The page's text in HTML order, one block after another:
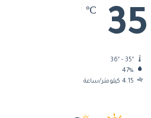
35
℃
36º - 35º
47%
4.15 كيلومتر/ساعة